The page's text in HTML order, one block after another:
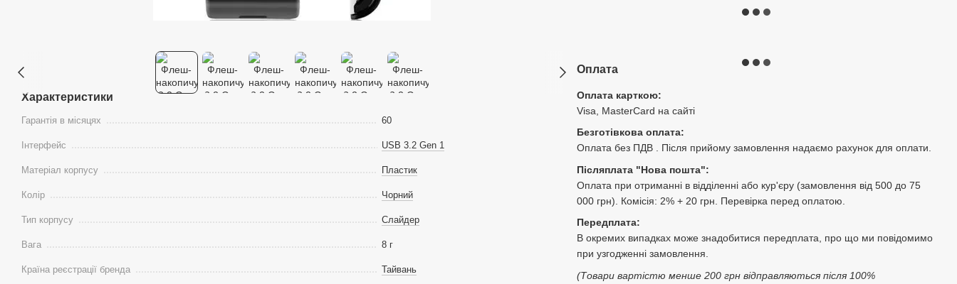
Характеристики
Гарантія в місяцях 60
Інтерфейс USB 3.2 Gen 1
Матеріал корпусу Пластик
Колір Чорний
Тип корпусу Слайдер
Вага 8 г
Країна реєстрації бренда Тайвань
Оплата
Оплата карткою:
Visa, MasterCard на сайті
Безготівкова оплата:
Оплата без ПДВ . Після прийому замовлення надаємо рахунок для оплати.
Післяплата "Нова пошта":
Оплата при отриманні в відділенні або кур'єру (замовлення від 500 до 75
000 грн). Комісія: 2% + 20 грн. Перевірка перед оплатою.
Передплата:
В окремих випадках може знадобитися передплата, про що ми повідомимо
при узгодженні замовлення.
(Товари вартістю менше 200 грн відправляються після 100%